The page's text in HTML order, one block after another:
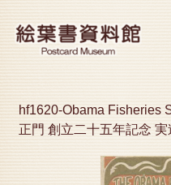
hf1620-Obama Fisheries
正門 創立二十五年記念 実